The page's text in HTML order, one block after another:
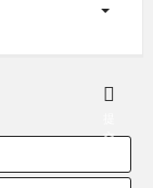
交